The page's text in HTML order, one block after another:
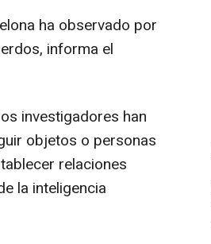
ha observado por
informa el
investigadores han
objetos o personas
relaciones
la inteligencia